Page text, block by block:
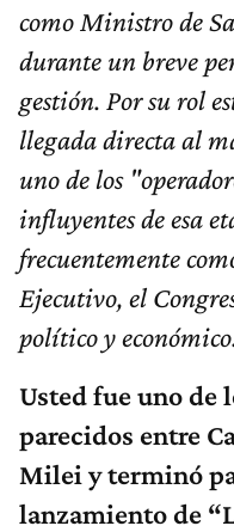
como Ministro de
durante un breve
gestión. Por su rol
llegada directa al
uno de los
influyentes de esa
frecuentemente
Ejecutivo, el
político y
Usted fue uno de
parecidos entre
Milei y terminó
lanzamiento de